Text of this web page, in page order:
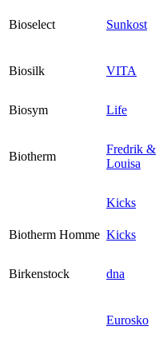
Bioselect Sunkost
Biosilk VITA
Biosym
Life
Biotherm
Fredrik &
Louisa
Kicks
Biotherm Homme Kicks
Birkenstock dna
Eurosko